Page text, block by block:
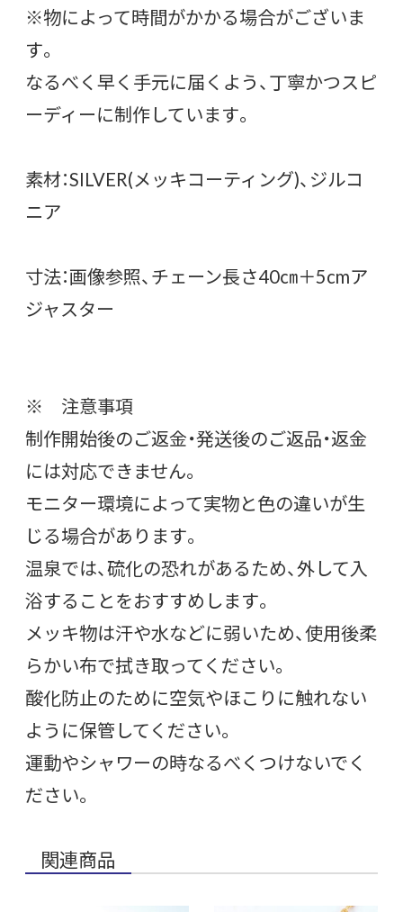
※物によって時間がかかる場合がございま
す。
なるべく早く手元に届くよう、丁寧かつスピ
ーディーに制作しています。
素材：SILVER(メッキコーティング)、ジルコ
ニア
寸法：画像参照、チェーン長さ40㎝＋5cmア
ジャスター
※ 注意事項
制作開始後のご返金・発送後のご返品・返金
には対応できません。
モニター環境によって実物と色の違いが生
じる場合があります。
温泉では、硫化の恐れがあるため、外して入
浴することをおすすめします。
メッキ物は汗や水などに弱いため、使用後柔
らかい布で拭き取ってください。
酸化防止のために空気やほこりに触れない
ように保管してください。
運動やシャワーの時なるべくつけないでく
ださい。
関連商品